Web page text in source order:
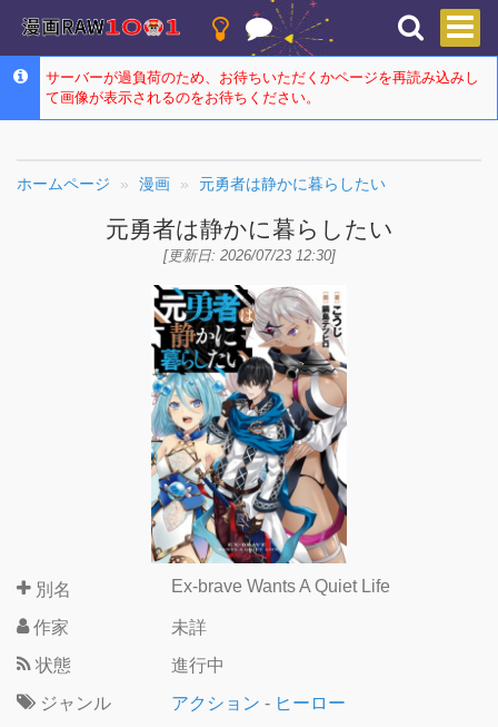
サーバーが過負荷のため、お待ちいただくかページを再読み込みし
て画像が表示されるのをお待ちください。
ホームページ 漫画 元勇者は静かに暮らしたい
元勇者は静かに暮らしたい
[更新日: 2026/07/23 12:30]
別名 Ex-brave Wants A Quiet Life
作家
未詳
状態
進行中
ジャンル
アクション - ヒーロー